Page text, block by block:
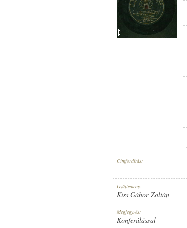
Címfordítás:
-
Gyűjtemény:
Kiss Gábor Zoltán
Megjegyzés:
Konferálással